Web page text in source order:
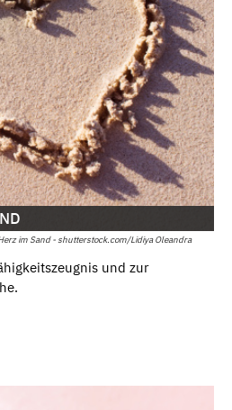
im Sand - shutterstock.com/Lidiya Oleandra
und zur